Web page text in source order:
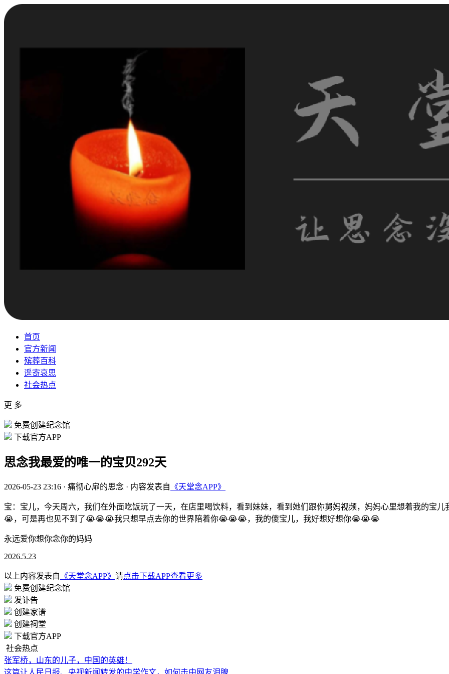
首页
官方新闻
殡葬百科
遥寄哀思
社会热点
更 多
免费创建纪念馆
下载官方APP
思念我最爱的唯一的宝贝292天
2026-05-23 23:16 · 痛彻心扉的思念 · 内容发表自 《天堂念APP》
宝：宝儿，今天周六，我们在外面吃饭玩了一天，在店里喝饮料，看到妹妹，看到她们跟你舅妈视频，妈妈心里想着我的宝
😭，可是再也见不到了😭😭😭我只想早点去你的世界陪着你😭😭😭，我的傻宝儿，我好想好想你😭😭😭
永远爱你想你念你的妈妈
2026.5.23
以上内容发表自 《天堂念APP》 请点击下载APP查看更多
免费创建纪念馆
发讣告
创建家谱
创建祠堂
下载官方APP
社会热点
张军桥，山东的儿子，中国的英雄！
这篇让人民日报、央视新闻转发的中学作文，如何击中网友泪腺……